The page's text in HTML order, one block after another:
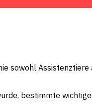
sowohl Assistenztiere
bestimmte